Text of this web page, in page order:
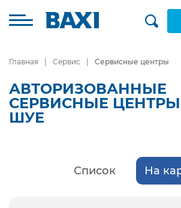
Главная Сервис Сервисные центры
АВТОРИЗОВАННЫЕ
СЕРВИСНЫЕ ЦЕНТРЫ
ШУЕ
Список На